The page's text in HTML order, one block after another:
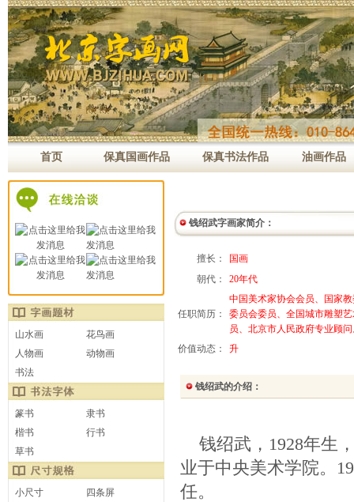
首页 保真国画作品 保真书法作品 油画作品
山水画
花鸟画
人物画
动物画
书法
篆书
隶书
楷书
行书
草书
小尺寸
四条屏
钱绍武字画家简介：
擅长：
国画
朝代：
20年代
任职简历：
中国美术家协会会员、国家
委员会委员、全国城市雕塑
员、北京市人民政府专业顾
价值动态：
升
钱绍武的介绍：
钱绍武，1928年生
业于中央美术学院。
任。